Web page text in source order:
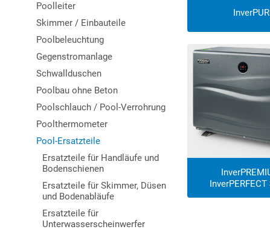
Poolleiter
Skimmer / Einbauteile
Poolbeleuchtung
Gegenstromanlage
Schwallduschen
Poolbau ohne Beton
Poolschlauch / Pool-Verrohrung
Poolthermometer
Pool-Ersatzteile
Ersatzteile für Handläufe und
Bodenschienen
Ersatzteile für Skimmer, Düsen
und Bodenabläufe
Ersatzteile für
Unterwasserscheinwerfer